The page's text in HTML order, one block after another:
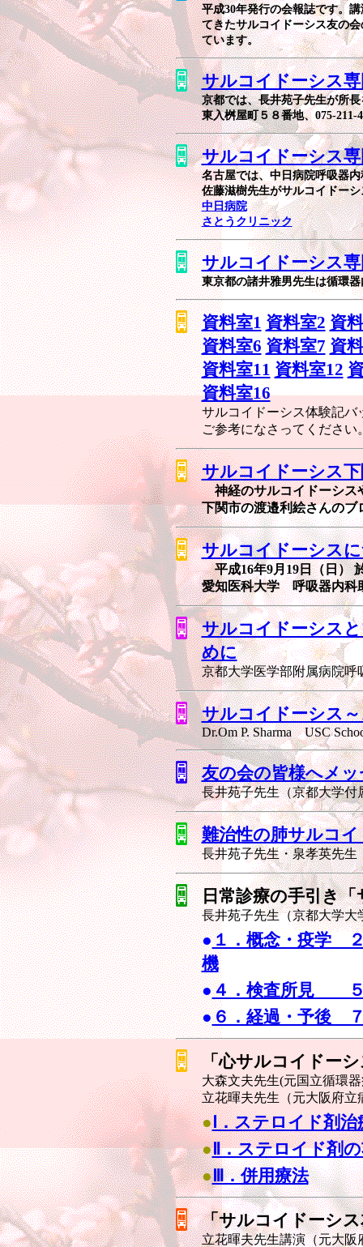
平成30年発行の会報誌です。
てきたサルコイドーシス友の
ています。
サルコイドーシス
京都では、長井苑子先生が所
東入桝屋町５８番地、075-
サルコイドーシス
名古屋では、中日病院呼吸器
佐藤滋樹先生がサルコイドー
中日病院
さとうクリニック
サルコイドーシス
東京都の諸井雅男先生は循環
資料室1 資料室2 資
資料室6 資料室7 資
資料室11 資料室12
資料室16
サルコイドーシス体験記バ
ご参考になさってください
サルコイドーシス
神経のサルコイドーシス
下関市の渡邉利絵さんのブ
サルコイドーシス
平成16年9月19日（日）
愛知医科大学 呼吸器内
サルコイドーシス
めに
京都大学医学部附属病院
サルコイドーシス
Dr.Om P. Sharma USC
友の会の皆様へメ
長井苑子先生（京都大学付
難治性の肺サルコ
長井苑子先生・泉孝英先生
日常診療の手引き
長井苑子先生（京都大学大
●１．概念・疫学
機
●４．検査所見 ５
●６．経過・予後
「心サルコイドー
大森文夫先生(元国立循環
立花暉夫先生（元大阪府立
●Ⅰ．ステロイド剤治
●Ⅱ．ステロイド剤
●Ⅲ．併用療法
「サルコイドーシ
立花暉夫先生講演（元大阪